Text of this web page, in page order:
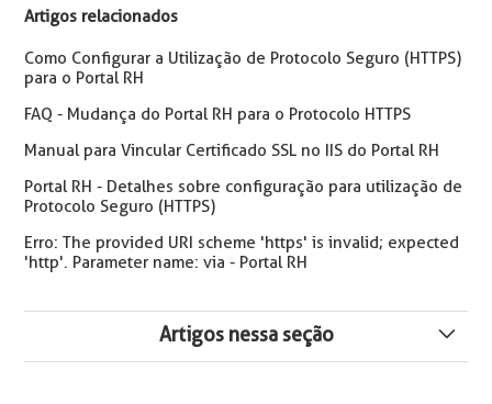
Artigos relacionados
Como Configurar a Utilização de Protocolo Seguro (HTTPS)
para o Portal RH
FAQ - Mudança do Portal RH para o Protocolo HTTPS
Manual para Vincular Certificado SSL no IIS do Portal RH
Portal RH - Detalhes sobre configuração para utilização de
Protocolo Seguro (HTTPS)
Erro: The provided URI scheme 'https' is invalid; expected
'http'. Parameter name: via - Portal RH
Artigos nessa seção